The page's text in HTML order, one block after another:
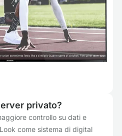
privato?
controllo su dati e
come sistema di digital